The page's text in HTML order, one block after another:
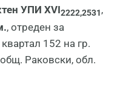
УПИ XVI2222,2531,
, отреден за
152 на гр.
Раковски, обл.